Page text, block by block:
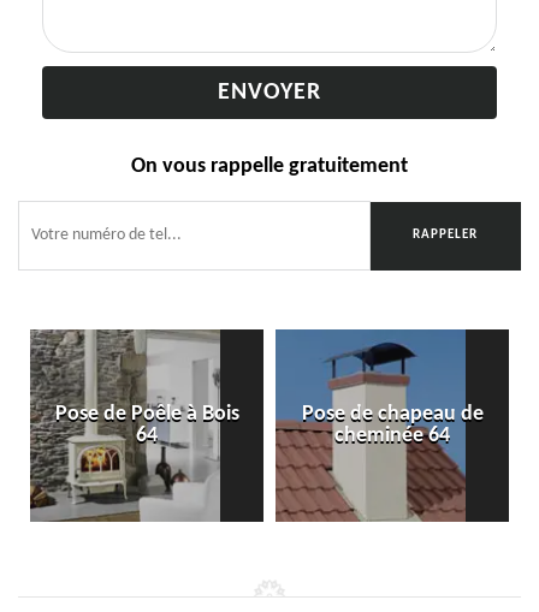
On vous rappelle gratuitement
Pose de Poêle à Bois
64
Pose de chapeau de
cheminée 64